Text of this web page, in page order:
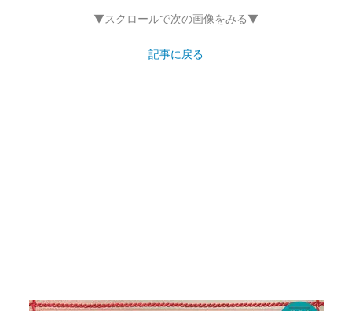
▼スクロールで次の画像をみる▼
記事に戻る